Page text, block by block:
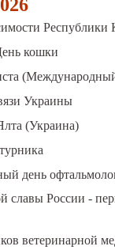
Республики
кошки
Украины
(Украина)
день
славы России -
ветеринарной